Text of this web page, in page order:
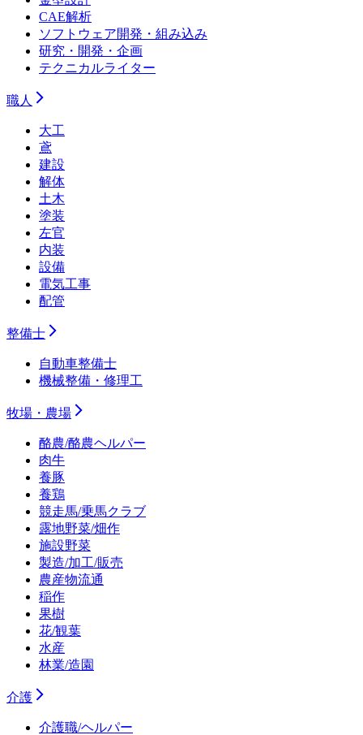
CAE解析
ソフトウェア開発・組み込み
研究・開発・企画
テクニカルライター
職人
大工
鳶
建設
解体
土木
塗装
左官
内装
設備
電気工事
配管
整備士
自動車整備士
機械整備・修理工
牧場・農場
酪農/酪農ヘルパー
肉牛
養豚
養鶏
競走馬/乗馬クラブ
露地野菜/畑作
施設野菜
製造/加工/販売
農産物流通
稲作
果樹
花/観葉
水産
林業/造園
介護
介護職/ヘルパー